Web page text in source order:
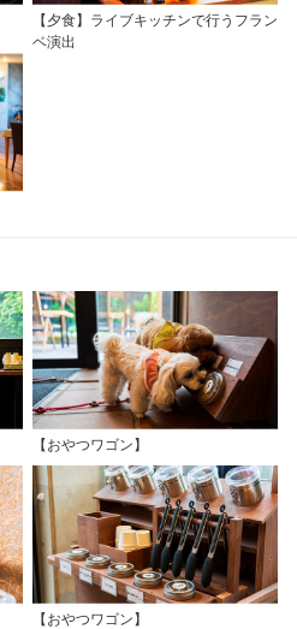
【夕食】ライブキッチンで行うフラン
ベ演出
【おやつワゴン】
【おやつワゴン】